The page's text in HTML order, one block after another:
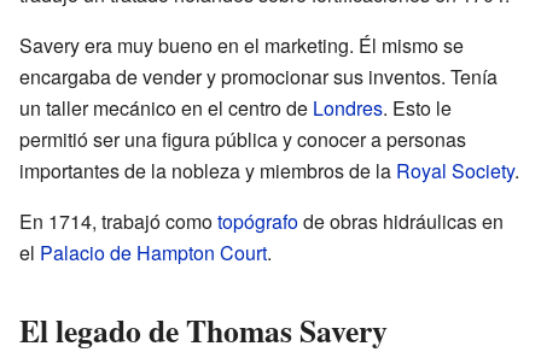
Savery era muy bueno en el marketing. Él mismo se
encargaba de vender y promocionar sus inventos. Tenía
un taller mecánico en el centro de Londres. Esto le
permitió ser una figura pública y conocer a personas
importantes de la nobleza y miembros de la Royal Society.
En 1714, trabajó comotopógrafode obras hidráulicas en
el Palacio de Hampton Court.
El legado de Thomas Savery